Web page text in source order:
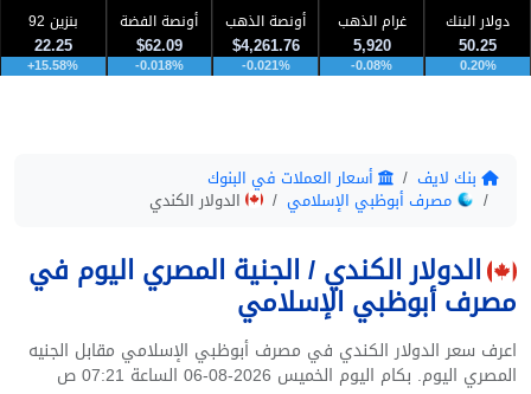
دولار البنك
50.25
0.20%
غرام الذهب
5,920
-0.08%
أونصة الذهب
$4,261.76
-0.021%
أونصة الفضة
$62.09
-0.018%
بنزين 92
22.25
+15.58%
بنك لايف
أسعار العملات في البنوك
مصرف أبوظبي الإسلامي
الدولار الكندي
الدولار الكندي / الجنية المصري اليوم في
مصرف أبوظبي الإسلامي
اعرف سعر الدولار الكندي في مصرف أبوظبي الإسلامي مقابل الجنيه
المصري اليوم. بكام اليوم الخميس 2026-08-06 الساعة 07:21 ص